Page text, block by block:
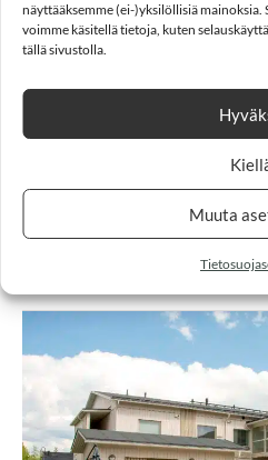
näyttääksemme (ei-)yksilöllisiä
voimme käsitellä tietoja, kuten
tällä sivustolla.
Muuta
Viihtyisyyttä ja
Vantaan
käytännönläheinen
palveluasumisen
yksikkö